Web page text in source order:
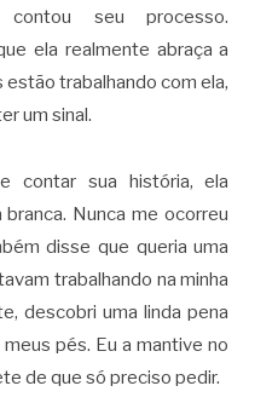
seu processo.
ela realmente abraça a
trabalhando com ela,
um sinal.
contar sua história, ela
Nunca me ocorreu
disse que queria uma
trabalhando na minha
descobri uma linda pena
pés. Eu a mantive no
de que só preciso pedir.